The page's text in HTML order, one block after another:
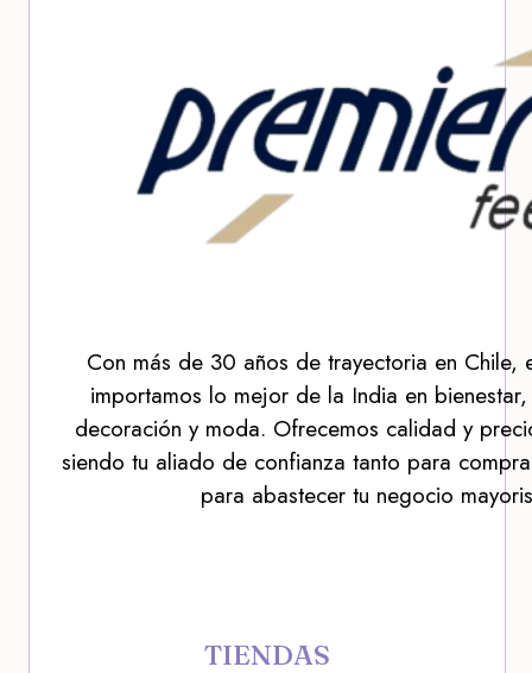
Con más de 30 años de trayectoria en Chile,
importamos lo mejor de la India en
decoración y moda. Ofrecemos calidad y
siendo tu aliado de confianza tanto para
para abastecer tu negocio
TIENDAS